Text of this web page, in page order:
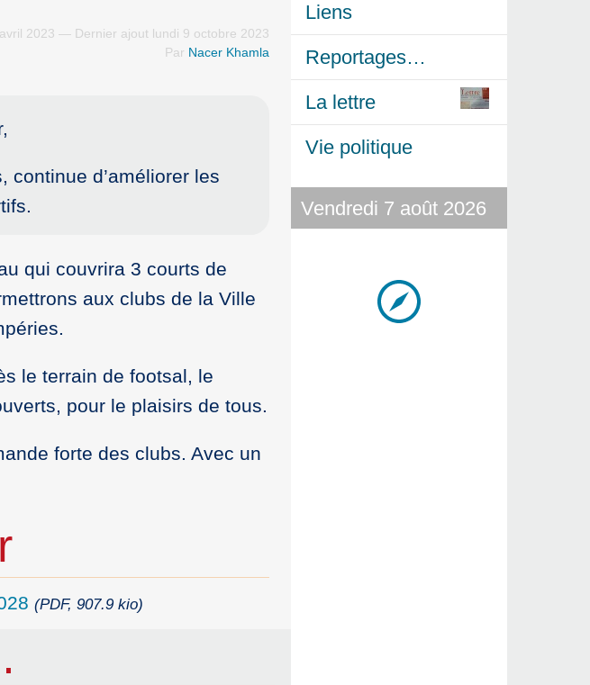
2023 — Dernier ajout lundi 9 octobre 2023
Par Nacer Khamla
continue d’améliorer les
qui couvrira 3 courts de
aux clubs de la Ville
le terrain de footsal, le
pour le plaisirs de tous.
forte des clubs. Avec un
(PDF, 907.9 kio)
Liens
Reportages…
La lettre
Vie politique
Vendredi 7 août 2026